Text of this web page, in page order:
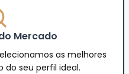
Mercado
as melhores
do seu perfil ideal.